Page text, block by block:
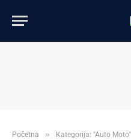
Početna » Kategorija: "Auto Moto"